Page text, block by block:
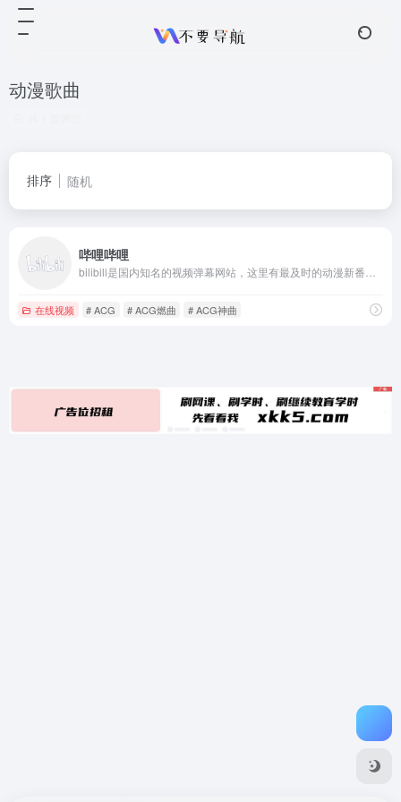
动漫歌曲
排序 随机
哔哩哔哩
在线视频 # ACG # ACG燃曲 # ACG神曲